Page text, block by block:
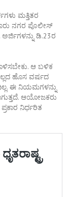
ಮತ್ತಿತರ
ನಗರ ಪೊಲೀಸ್
ಡಿ.23ರ
ಆ ಬಳಿಕ
ಹೊಸ ವರ್ಷದ
ಈ ನಿಯಮಗಳನ್ನು
ಆಯೋಜಕರು
ನಿರ್ಧರಿತ